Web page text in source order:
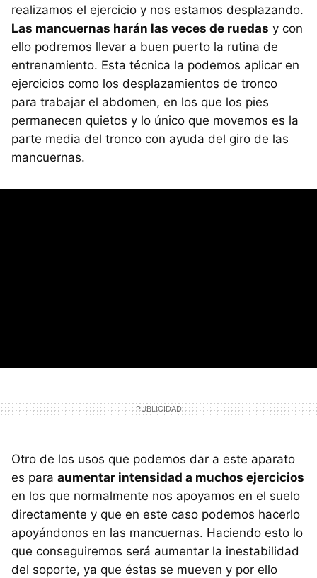
realizamos el ejercicio y nos estamos desplazando.
Las mancuernas harán las veces de ruedas y con
ello podremos llevar a buen puerto la rutina de
entrenamiento. Esta técnica la podemos aplicar en
ejercicios como los desplazamientos de tronco
para trabajar el abdomen, en los que los pies
permanecen quietos y lo único que movemos es la
parte media del tronco con ayuda del giro de las
mancuernas.
Otro de los usos que podemos dar a este aparato
es para aumentar intensidad a muchos ejercicios
en los que normalmente nos apoyamos en el suelo
directamente y que en este caso podemos hacerlo
apoyándonos en las mancuernas. Haciendo esto lo
que conseguiremos será aumentar la inestabilidad
del soporte, ya que éstas se mueven y por ello